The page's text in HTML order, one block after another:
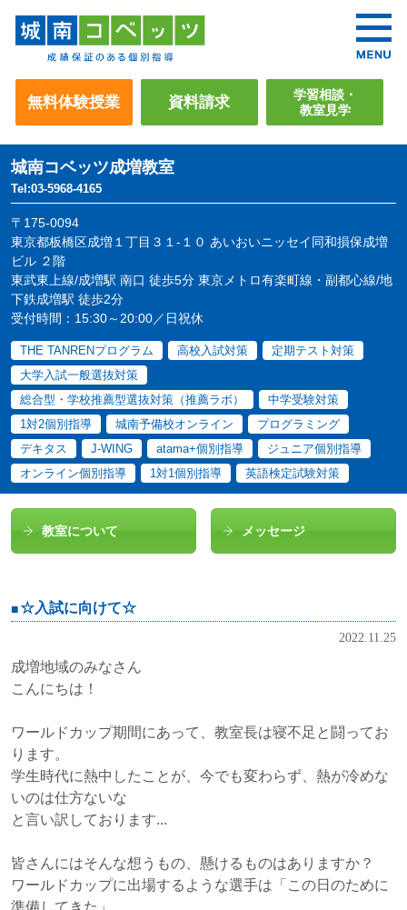
無料体験授業 資料請求
学習相談・
教室見学
城南コベッツ成増教室
Tel:03-5968-4165
〒175-0094
東京都板橋区成増１丁目３１-１０ あいおいニッセイ同和損保成増
ビル ２階
東武東上線/成増駅 南口 徒歩5分 東京メトロ有楽町線・副都心線/地
下鉄成増駅 徒歩2分
受付時間：15:30～20:00／日祝休
THE TANRENプログラム 高校入試対策
定期テスト対策
大学入試一般選抜対策
総合型・学校推薦型選抜対策（推薦ラボ）
中学受験対策
1対2個別指導
城南予備校オンライン
プログラミング
デキタス
J-WING atama+個別指導
ジュニア個別指導
オンライン個別指導
1対1個別指導 英語検定試験対策
教室について メッセージ
☆入試に向けて☆
2022.11.25
成増地域のみなさん
こんにちは！
ワールドカップ期間にあって、教室長は寝不足と闘ってお
ります。
学生時代に熱中したことが、今でも変わらず、熱が冷めな
いのは仕方ないな
と言い訳しております...
皆さんにはそんな想うもの、懸けるものはありますか？
ワールドカップに出場するような選手は「この日のために